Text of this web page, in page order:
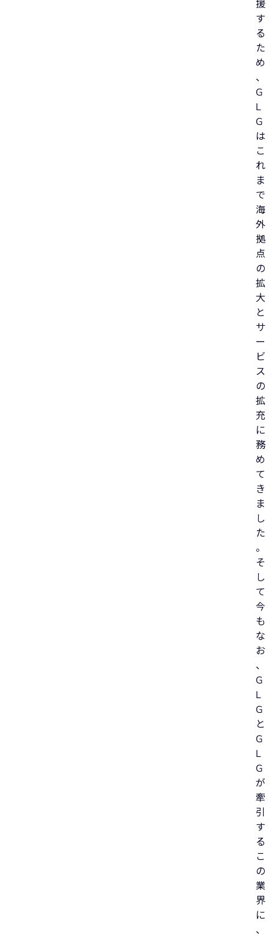
援
す
る
た
め
、
G
L
G
は
こ
れ
ま
で
海
外
拠
点
の
拡
大
と
サ
ー
ビ
ス
の
拡
充
に
務
め
て
き
ま
し
た
。
そ
し
て
今
も
な
お
、
G
L
G
と
G
L
G
が
牽
引
す
る
こ
の
業
界
に
、